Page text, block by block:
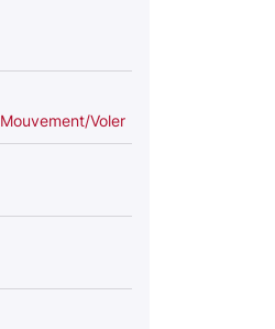
Mouvement/Voler